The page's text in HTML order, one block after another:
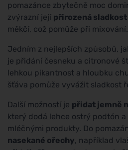
pomazánce zbytečně moc
zvýrazní její přirozená sladkost
měkčí, což pomůže při mixování.
Jedním z nejlepších způsobů,
je přidání česneku a citronové
lehkou pikantnost a hloubku
šťáva pomůže vyvážit sladkost
Další možností je přidat jemně
který dodá lehce ostrý podtón a
mléčnými produkty. Do
nasekané ořechy, například